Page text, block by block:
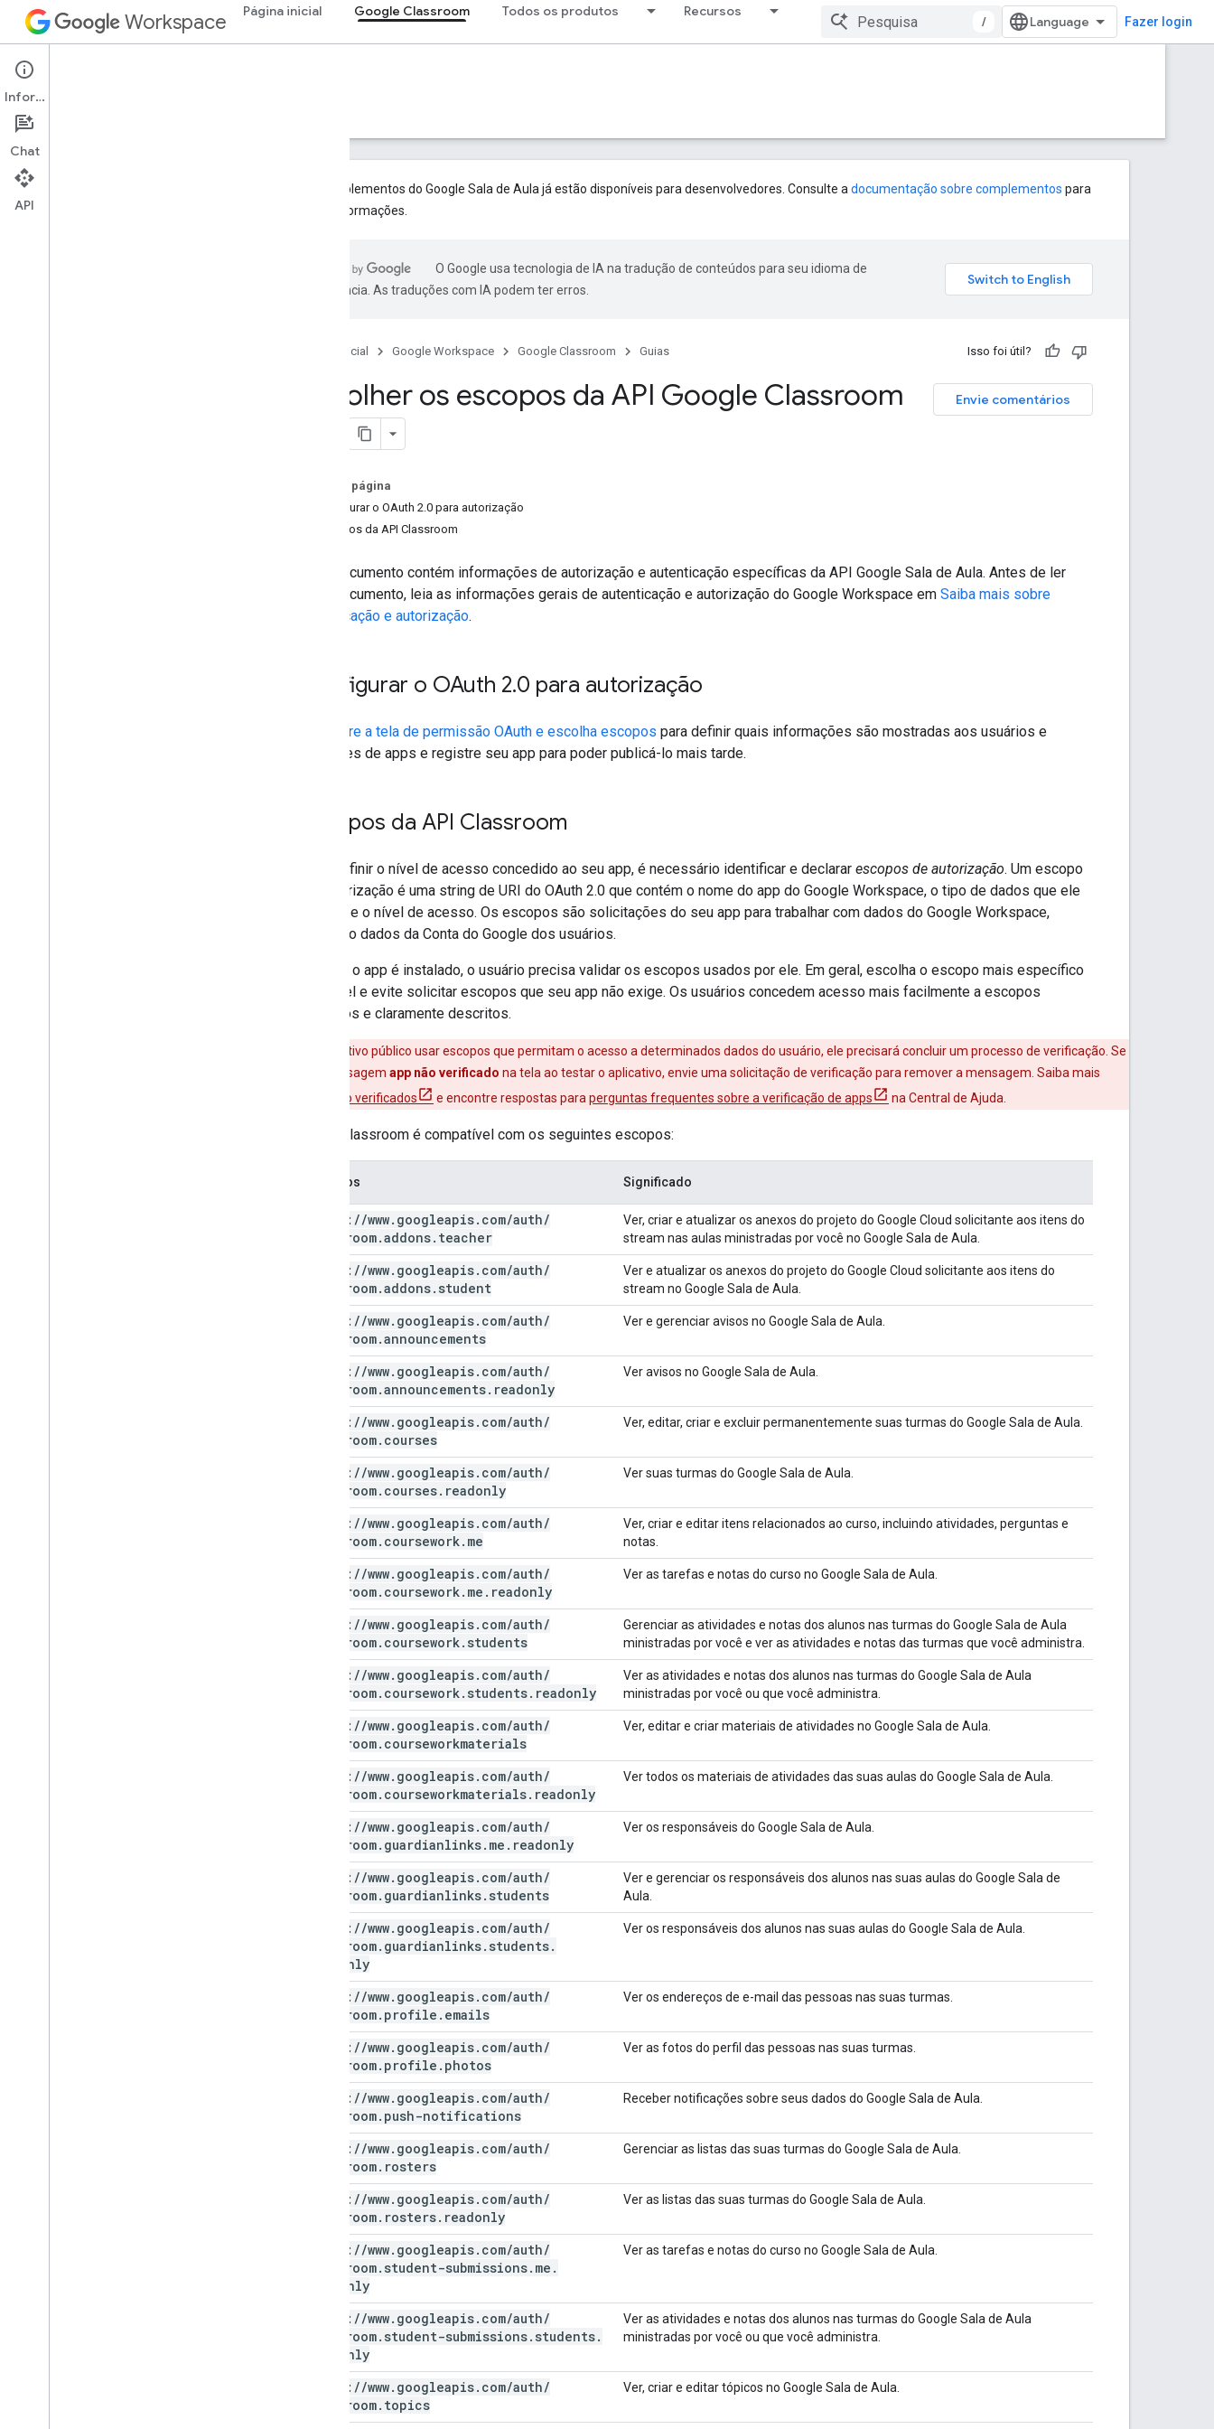
Workspace Página inicial Google Classroom Todos os produtos Recursos
/ Fazer login
Google Classroom
Visão geral
Os complementos do Google Sala de Aula já estão disponíveis para desenvolvedores. Consulte a documentação sobre complementos para
mais informações.
O Google usa tecnologia de IA na tradução de conteúdos para seu idioma de
preferência. As traduções com IA podem ter erros.
Página inicial Google Workspace Google Classroom Guias Isso foi útil?
Envie comentários
Escolher os escopos da API Google Classroom
Nesta página
Configurar o OAuth 2.0 para autorização
Escopos da API Classroom
Este documento contém informações de autorização e autenticação específicas da API Google Sala de Aula. Antes de ler
este documento, leia as informações gerais de autenticação e autorização do Google Workspace em Saiba mais sobre
autenticação e autorização.
Configurar o OAuth 2.0 para autorização
Configure a tela de permissão OAuth e escolha escopos para definir quais informações são mostradas aos usuários e
revisores de apps e registre seu app para poder publicá-lo mais tarde.
Escopos da API Classroom
Para definir o nível de acesso concedido ao seu app, é necessário identificar e declarar escopos de autorização. Um escopo
de autorização é uma string de URI do OAuth 2.0 que contém o nome do app do Google Workspace, o tipo de dados que ele
acessa e o nível de acesso. Os escopos são solicitações do seu app para trabalhar com dados do Google Workspace,
incluindo dados da Conta do Google dos usuários.
Quando o app é instalado, o usuário precisa validar os escopos usados por ele. Em geral, escolha o escopo mais específico
possível e evite solicitar escopos que seu app não exige. Os usuários concedem acesso mais facilmente a escopos
limitados e claramente descritos.
Se o aplicativo público usar escopos que permitam o acesso a determinados dados do usuário, ele precisará concluir um processo de verificação. Se
você vir a mensagem app não verificado na tela ao testar o aplicativo, envie uma solicitação de verificação para remover a mensagem. Saiba mais
apps não verificados e encontre respostas para perguntas frequentes sobre a verificação de apps na Central de Ajuda.
A API Classroom é compatível com os seguintes escopos:
Escopos Significado
https: //www. googleapis. com/auth/
classroom.addons. teacher
Ver, criar e atualizar os anexos do projeto do Google Cloud solicitante aos itens do
stream nas aulas ministradas por você no Google Sala de Aula.
https: //www. googleapis. com/auth/
classroom.addons. student
Ver e atualizar os anexos do projeto do Google Cloud solicitante aos itens do
stream no Google Sala de Aula.
https: //www. googleapis. com/auth/
classroom.announcements
Ver e gerenciar avisos no Google Sala de Aula.
https: //www. googleapis. com/auth/
classroom.announcements. readonly
Ver avisos no Google Sala de Aula.
https: //www. googleapis. com/auth/
classroom. courses
Ver, editar, criar e excluir permanentemente suas turmas do Google Sala de Aula.
https: //www. googleapis. com/auth/
classroom. courses. readonly
Ver suas turmas do Google Sala de Aula.
https: //www. googleapis. com/auth/
classroom. coursework. me
Ver, criar e editar itens relacionados ao curso, incluindo atividades, perguntas e
notas.
https: //www. googleapis. com/auth/
classroom. coursework. me . readonly
Ver as tarefas e notas do curso no Google Sala de Aula.
https: //www. googleapis. com/auth/
classroom. coursework. students
Gerenciar as atividades e notas dos alunos nas turmas do Google Sala de Aula
ministradas por você e ver as atividades e notas das turmas que você administra.
https: //www. googleapis. com/auth/
classroom. coursework. students. readonly
Ver as atividades e notas dos alunos nas turmas do Google Sala de Aula
ministradas por você ou que você administra.
https: //www. googleapis. com/auth/
classroom. courseworkmaterials
Ver, editar e criar materiais de atividades no Google Sala de Aula.
https: //www. googleapis. com/auth/
classroom. courseworkmaterials. readonly
Ver todos os materiais de atividades das suas aulas do Google Sala de Aula.
https: //www. googleapis. com/auth/
classroom. guardianlinks. me . readonly
Ver os responsáveis do Google Sala de Aula.
https: //www. googleapis. com/auth/
classroom. guardianlinks. students
Ver e gerenciar os responsáveis dos alunos nas suas aulas do Google Sala de
Aula.
https: //www. googleapis. com/auth/
classroom. guardianlinks. students.
readonly
Ver os responsáveis dos alunos nas suas aulas do Google Sala de Aula.
https: //www. googleapis. com/auth/
classroom. profile . emails
Ver os endereços de e-mail das pessoas nas suas turmas.
https: //www. googleapis. com/auth/
classroom. profile . photos
Ver as fotos do perfil das pessoas nas suas turmas.
https: //www. googleapis. com/auth/
classroom. push-notifications
Receber notificações sobre seus dados do Google Sala de Aula.
https: //www. googleapis. com/auth/
classroom. rosters
Gerenciar as listas das suas turmas do Google Sala de Aula.
https: //www. googleapis. com/auth/
classroom. rosters. readonly
Ver as listas das suas turmas do Google Sala de Aula.
https: //www. googleapis. com/auth/
classroom. student-submissions. me .
readonly
Ver as tarefas e notas do curso no Google Sala de Aula.
https: //www. googleapis. com/auth/
classroom. student-submissions. students.
readonly
Ver as atividades e notas dos alunos nas turmas do Google Sala de Aula
ministradas por você ou que você administra.
https: //www. googleapis. com/auth/
classroom. topics
Ver, criar e editar tópicos no Google Sala de Aula.
Informações
Chat
API